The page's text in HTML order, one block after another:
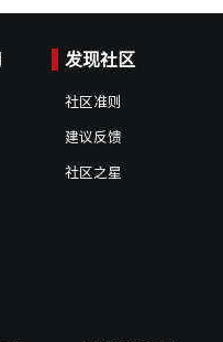
发现社区
社区准则
建议反馈
社区之星